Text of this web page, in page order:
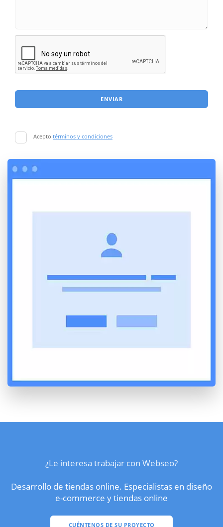
ENVIAR
Acepto términos y condiciones
¿Le interesa trabajar con Webseo?
Desarrollo de tiendas online. Especialistas en diseño
e-commerce y tiendas online
CUÉNTENOS DE SU PROYECTO